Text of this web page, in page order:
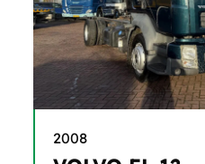
2008